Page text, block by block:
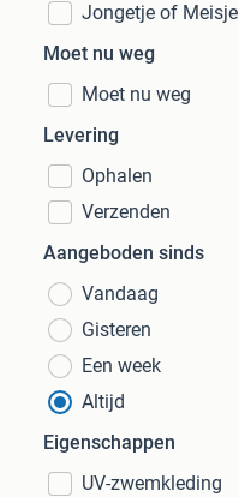
Jongetje of Meisje
Moet nu weg
Moet nu weg
Levering
Ophalen
Verzenden
Aangeboden sinds
Vandaag
Gisteren
Een week
Altijd
Eigenschappen
UV-zwemkleding